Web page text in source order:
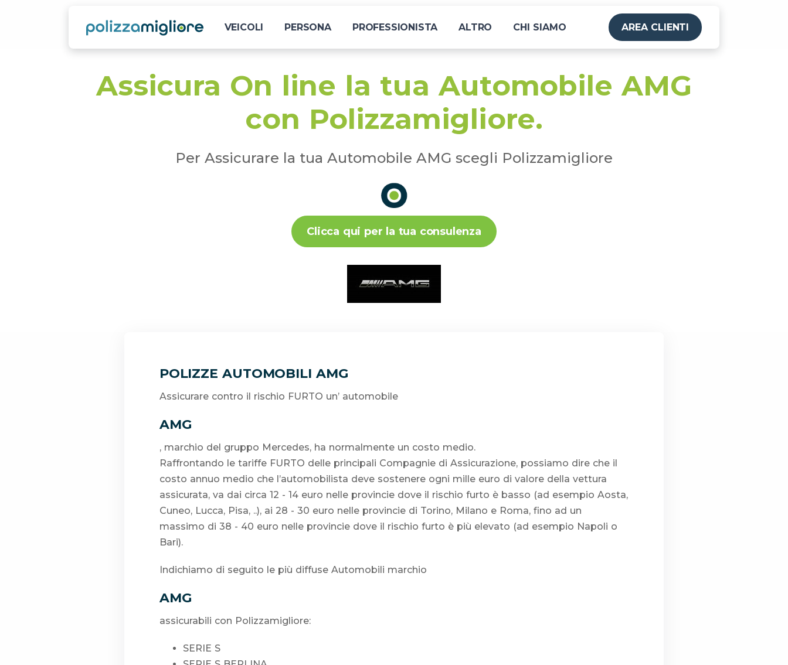
VEICOLI PERSONA PROFESSIONISTA ALTRO CHI SIAMO AREA CLIENTI
Assicura On line la tua Automobile AMG
con Polizzamigliore.
Per Assicurare la tua Automobile AMG scegli Polizzamigliore
Clicca qui per la tua consulenza
POLIZZE AUTOMOBILI AMG
Assicurare contro il rischio FURTO un’ automobile
AMG
, marchio del gruppo Mercedes, ha normalmente un costo medio.
Raffrontando le tariffe FURTO delle principali Compagnie di Assicurazione, possiamo dire che il
costo annuo medio che l’automobilista deve sostenere ogni mille euro di valore della vettura
assicurata, va dai circa 12 - 14 euro nelle provincie dove il rischio furto è basso (ad esempio Aosta,
Cuneo, Lucca, Pisa, ..), ai 28 - 30 euro nelle provincie di Torino, Milano e Roma, fino ad un
massimo di 38 - 40 euro nelle provincie dove il rischio furto è più elevato (ad esempio Napoli o
Bari).
Indichiamo di seguito le più diffuse Automobili marchio
AMG
assicurabili con Polizzamigliore:
SERIE S